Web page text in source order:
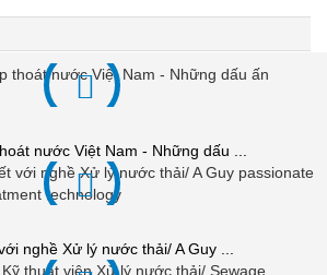
nước Việt Nam - Những dấu ...
nghề Xử lý nước thải/ A Guy ...